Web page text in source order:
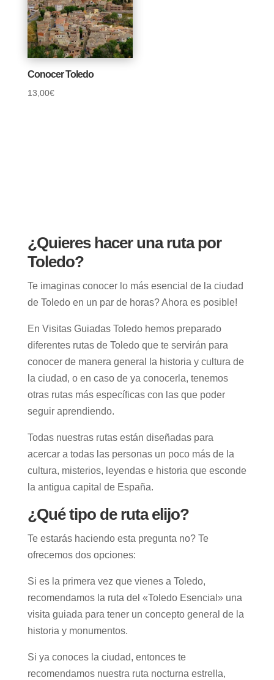
Conocer Toledo
13,00€
¿Quieres hacer una ruta por
Toledo?
Te imaginas conocer lo más esencial de la ciudad
de Toledo en un par de horas? Ahora es posible!
En Visitas Guiadas Toledo hemos preparado
diferentes rutas de Toledo que te servirán para
conocer de manera general la historia y cultura de
la ciudad, o en caso de ya conocerla, tenemos
otras rutas más específicas con las que poder
seguir aprendiendo.
Todas nuestras rutas están diseñadas para
acercar a todas las personas un poco más de la
cultura, misterios, leyendas e historia que esconde
la antigua capital de España.
¿Qué tipo de ruta elijo?
Te estarás haciendo esta pregunta no? Te
ofrecemos dos opciones:
Si es la primera vez que vienes a Toledo,
recomendamos la ruta del «Toledo Esencial» una
visita guiada para tener un concepto general de la
historia y monumentos.
Si ya conoces la ciudad, entonces te
recomendamos nuestra ruta nocturna estrella,